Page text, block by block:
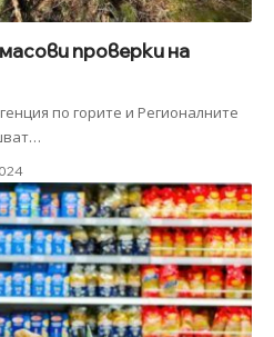
проверки на
по горите и Регионалните
…